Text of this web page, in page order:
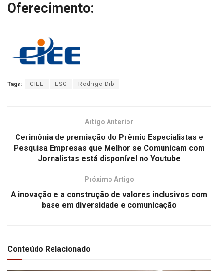
Oferecimento:
Tags: CIEE ESG Rodrigo Dib
Artigo Anterior
Cerimônia de premiação do Prêmio Especialistas e
Pesquisa Empresas que Melhor se Comunicam com
Jornalistas está disponível no Youtube
Próximo Artigo
A inovação e a construção de valores inclusivos com
base em diversidade e comunicação
Conteúdo Relacionado